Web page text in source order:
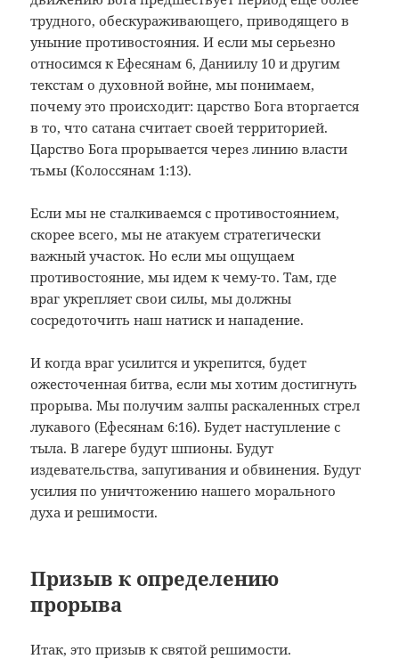
трудного, обескураживающего, приводящего в
уныние противостояния. И если мы серьезно
относимся к Ефесянам 6, Даниилу 10 и другим
текстам о духовной войне, мы понимаем,
почему это происходит: царство Бога вторгается
в то, что сатана считает своей территорией.
Царство Бога прорывается через линию власти
тьмы (Колоссянам 1:13).
Если мы не сталкиваемся с противостоянием,
скорее всего, мы не атакуем стратегически
важный участок. Но если мы ощущаем
противостояние, мы идем к чему-то. Там, где
враг укрепляет свои силы, мы должны
сосредоточить наш натиск и нападение.
И когда враг усилится и укрепится, будет
ожесточенная битва, если мы хотим достигнуть
прорыва. Мы получим залпы раскаленных стрел
лукавого (Ефесянам 6:16). Будет наступление с
тыла. В лагере будут шпионы. Будут
издевательства, запугивания и обвинения. Будут
усилия по уничтожению нашего морального
духа и решимости.
Призыв к определению
прорыва
Итак, это призыв к святой решимости.